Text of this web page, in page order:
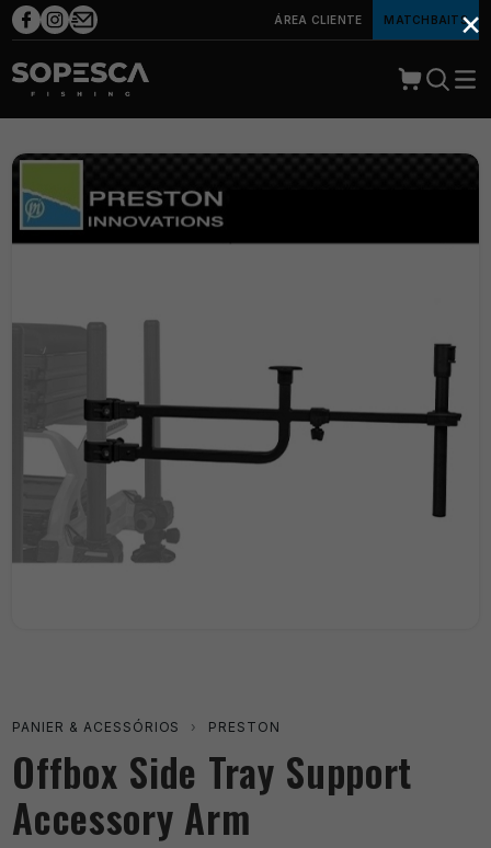
ÁREA CLIENTE MATCHBAITS
PANIER & ACESSÓRIOS › PRESTON
Offbox Side Tray Support
Accessory Arm
×